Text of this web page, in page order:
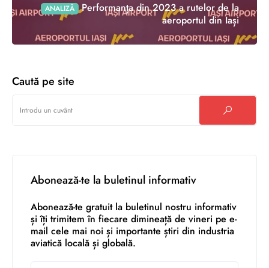
ANALIZĂ Performanța din 2023 a rutelor de la
aeroportul din Iași
Caută pe site
Abonează-te la buletinul informativ
Abonează-te gratuit la buletinul nostru informativ
și îți trimitem în fiecare dimineață de vineri pe e-
mail cele mai noi și importante știri din industria
aviatică locală și globală.